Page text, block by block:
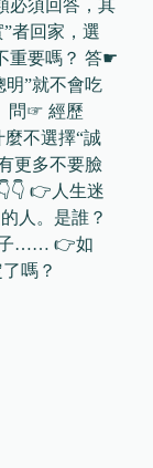
必須回答，其
者回家，選
重要嗎？ 答☛
”就不會吃
問☞ 經歷
不選擇“誠
更多不要臉
👉人生迷
人。是誰？
子…… 👉如
嗎？